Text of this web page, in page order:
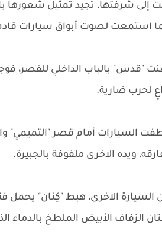
إلى شرفتها، تجيد تمثيل شعورها
استمعت لصوت أبواق سيارات
"قدس" بالباب الداخلي للقصر،
لحرب ضارية.
السيارات أمام قصر "التميمي"
ويده الاخرى ملفوفة بالجبيرة.
السيارة الاخرى، هبط "كِنان" يحمل
الزفاف الأبيض الملطخ بالدماء